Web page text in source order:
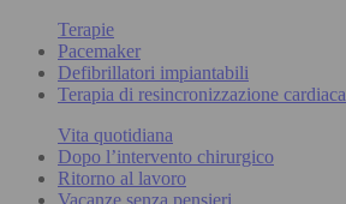
Terapie
Pacemaker
Defibrillatori impiantabili
Terapia di resincronizzazione cardiaca
Vita quotidiana
Dopo l’intervento chirurgico
Ritorno al lavoro
Vacanze senza pensieri